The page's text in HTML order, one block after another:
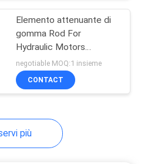
Elemento attenuante di
gomma Rod For
Hydraulic Motors
Bellhousing del NEMA
negotiable MOQ:1 insieme
CONTACT
più